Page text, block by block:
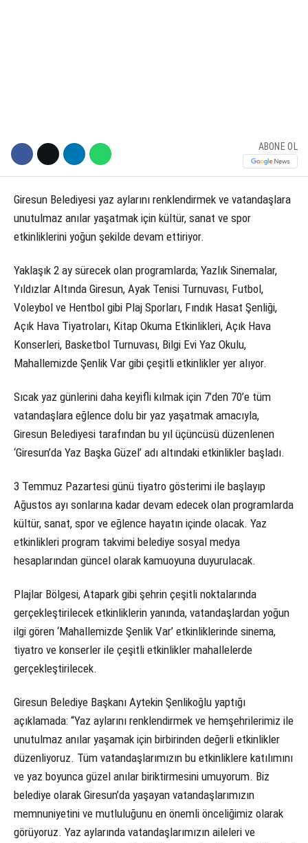
ABONE OL
Giresun Belediyesi yaz aylarını renklendirmek ve vatandaşlara
unutulmaz anılar yaşatmak için kültür, sanat ve spor
etkinliklerini yoğun şekilde devam ettiriyor.
Yaklaşık 2 ay sürecek olan programlarda; Yazlık Sinemalar,
Yıldızlar Altında Giresun, Ayak Tenisi Turnuvası, Futbol,
Voleybol ve Hentbol gibi Plaj Sporları, Fındık Hasat Şenliği,
Açık Hava Tiyatroları, Kitap Okuma Etkinlikleri, Açık Hava
Konserleri, Basketbol Turnuvası, Bilgi Evi Yaz Okulu,
Mahallemizde Şenlik Var gibi çeşitli etkinlikler yer alıyor.
Sıcak yaz günlerini daha keyifli kılmak için 7’den 70’e tüm
vatandaşlara eğlence dolu bir yaz yaşatmak amacıyla,
Giresun Belediyesi tarafından bu yıl üçüncüsü düzenlenen
‘Giresun’da Yaz Başka Güzel’ adı altındaki etkinlikler başladı.
3 Temmuz Pazartesi günü tiyatro gösterimi ile başlayıp
Ağustos ayı sonlarına kadar devam edecek olan programlarda
kültür, sanat, spor ve eğlence hayatın içinde olacak. Yaz
etkinlikleri program takvimi belediye sosyal medya
hesaplarından güncel olarak kamuoyuna duyurulacak.
Plajlar Bölgesi, Atapark gibi şehrin çeşitli noktalarında
gerçekleştirilecek etkinliklerin yanında, vatandaşlardan yoğun
ilgi gören ‘Mahallemizde Şenlik Var’ etkinliklerinde sinema,
tiyatro ve konserler ile çeşitli etkinlikler mahallelerde
gerçekleştirilecek.
Giresun Belediye Başkanı Aytekin Şenlikoğlu yaptığı
açıklamada: “Yaz aylarını renklendirmek ve hemşehrilerimiz ile
unutulmaz anılar yaşamak için birbirinden değerli etkinlikler
düzenliyoruz. Tüm vatandaşlarımızın bu etkinliklere katılımını
ve yaz boyunca güzel anılar biriktirmesini umuyorum. Biz
belediye olarak Giresun’da yaşayan vatandaşlarımızın
memnuniyetini ve mutluluğunu en önemli önceliğimiz olarak
görüyoruz. Yaz aylarında vatandaşlarımızın aileleri ve